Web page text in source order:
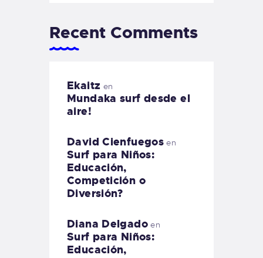
Recent Comments
Ekaitz en
Mundaka surf desde el
aire!
David Cienfuegos en
Surf para Niños:
Educación,
Competición o
Diversión?
Diana Delgadoen
Surf para Niños:
Educación,